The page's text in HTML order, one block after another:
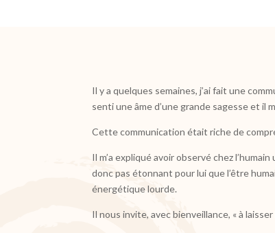
Il y a quelques semaines, j’ai fait une
senti une âme d’une grande sagesse et il
Cette communication était riche de
Il m’a expliqué avoir observé chez
donc pas étonnant pour lui que l’être
énergétique lourde.
Il nous invite, avec bienveillance, « à